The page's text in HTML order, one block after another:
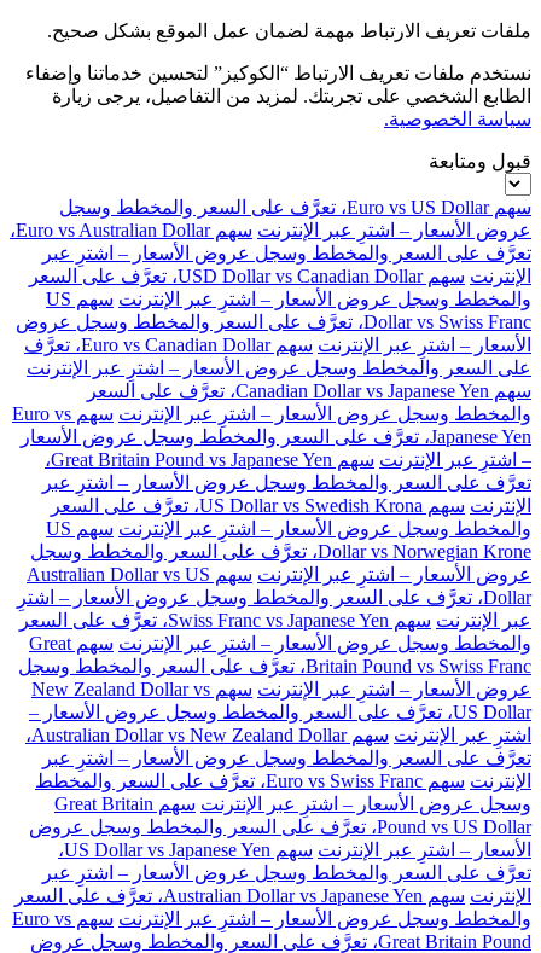
ملفات تعريف الارتباط مهمة لضمان عمل الموقع بشكل صحيح.
نستخدم ملفات تعريف الارتباط “الكوكيز” لتحسين خدماتنا وإضفاء
الطابع الشخصي على تجربتك. لمزيد من التفاصيل، يرجى زيارة
سياسة الخصوصية.
قبول ومتابعة
سهم Euro vs US Dollar، تعرَّف على السعر والمخطط وسجل
عروض الأسعار – اشترِ عبر الإنترنت
سهم Euro vs Australian Dollar،
تعرَّف على السعر والمخطط وسجل عروض الأسعار – اشترِ عبر
الإنترنت
سهم USD Dollar vs Canadian Dollar، تعرَّف على السعر
والمخطط وسجل عروض الأسعار – اشترِ عبر الإنترنت
سهم US
Dollar vs Swiss Franc، تعرَّف على السعر والمخطط وسجل عروض
الأسعار – اشترِ عبر الإنترنت
سهم Euro vs Canadian Dollar، تعرَّف
على السعر والمخطط وسجل عروض الأسعار – اشترِ عبر الإنترنت
سهم Canadian Dollar vs Japanese Yen، تعرَّف على السعر
والمخطط وسجل عروض الأسعار – اشترِ عبر الإنترنت
سهم Euro vs
Japanese Yen، تعرَّف على السعر والمخطط وسجل عروض الأسعار
– اشترِ عبر الإنترنت
سهم Great Britain Pound vs Japanese Yen،
تعرَّف على السعر والمخطط وسجل عروض الأسعار – اشترِ عبر
الإنترنت
سهم US Dollar vs Swedish Krona، تعرَّف على السعر
والمخطط وسجل عروض الأسعار – اشترِ عبر الإنترنت
سهم US
Dollar vs Norwegian Krone، تعرَّف على السعر والمخطط وسجل
عروض الأسعار – اشترِ عبر الإنترنت
سهم Australian Dollar vs US
Dollar، تعرَّف على السعر والمخطط وسجل عروض الأسعار – اشترِ
عبر الإنترنت
سهم Swiss Franc vs Japanese Yen، تعرَّف على السعر
والمخطط وسجل عروض الأسعار – اشترِ عبر الإنترنت
سهم Great
Britain Pound vs Swiss Franc، تعرَّف على السعر والمخطط وسجل
عروض الأسعار – اشترِ عبر الإنترنت
سهم New Zealand Dollar vs
US Dollar، تعرَّف على السعر والمخطط وسجل عروض الأسعار –
اشترِ عبر الإنترنت
سهم Australian Dollar vs New Zealand Dollar،
تعرَّف على السعر والمخطط وسجل عروض الأسعار – اشترِ عبر
الإنترنت
سهم Euro vs Swiss Franc، تعرَّف على السعر والمخطط
وسجل عروض الأسعار – اشترِ عبر الإنترنت
سهم Great Britain
Pound vs US Dollar، تعرَّف على السعر والمخطط وسجل عروض
الأسعار – اشترِ عبر الإنترنت
سهم US Dollar vs Japanese Yen،
تعرَّف على السعر والمخطط وسجل عروض الأسعار – اشترِ عبر
الإنترنت
سهم Australian Dollar vs Japanese Yen، تعرَّف على السعر
والمخطط وسجل عروض الأسعار – اشترِ عبر الإنترنت
سهم Euro vs
Great Britain Pound، تعرَّف على السعر والمخطط وسجل عروض